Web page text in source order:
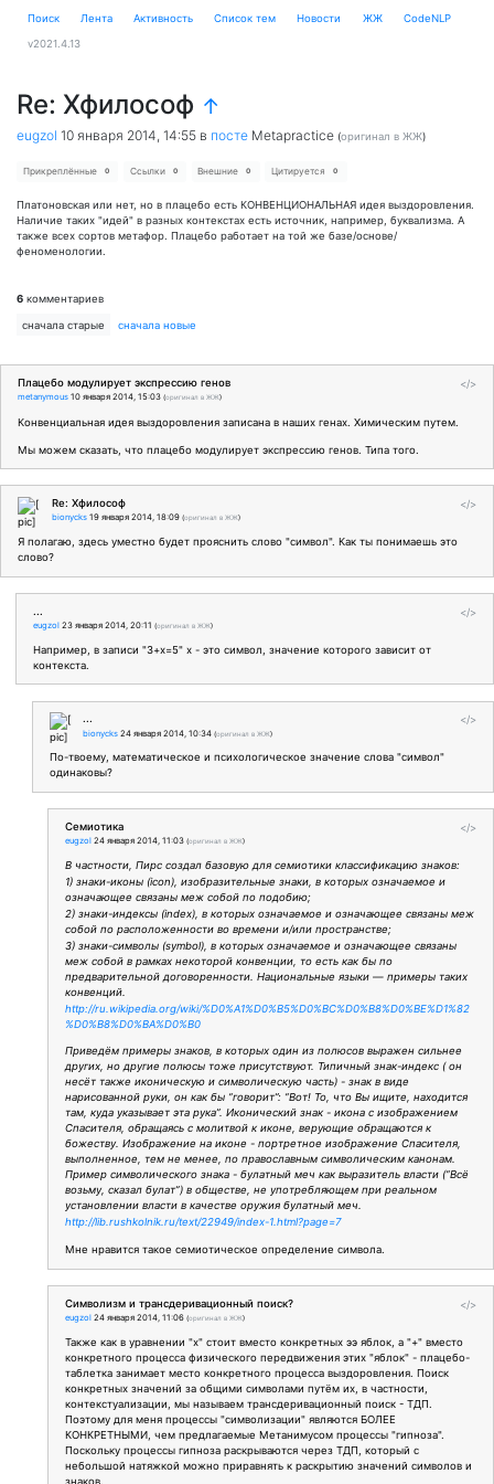
Поиск Лента Активность Cписок тем Новости ЖЖ CodeNLP
v2021.4.13
Re: Хфилософ ↑
eugzol 10 января 2014, 14:55 в посте Metapractice (оригинал в ЖЖ)
Прикреплённые 0 Ссылки 0 Внешние 0 Цитируется 0
Платоновская или нет, но в плацебо есть КОНВЕНЦИОНАЛЬНАЯ идея выздоровления.
Наличие таких "идей" в разных контекстах есть источник, например, буквализма. А
также всех сортов метафор. Плацебо работает на той же базе/основе/
феноменологии.
6 комментариев
сначала старые сначала новые
</>
Плацебо модулирует экспрессию генов
metanymous 10 января 2014, 15:03 (оригинал в ЖЖ)
Конвенциальная идея выздоровления записана в наших генах. Химическим путем.
Мы можем сказать, что плацебо модулирует экспрессию генов. Типа того.
</>
Re: Хфилософ
bionycks 19 января 2014, 18:09 (оригинал в ЖЖ)
Я полагаю, здесь уместно будет прояснить слово "символ". Как ты понимаешь это
слово?
</>
...
eugzol 23 января 2014, 20:11 (оригинал в ЖЖ)
Например, в записи "3+х=5" х - это символ, значение которого зависит от
контекста.
</>
...
bionycks 24 января 2014, 10:34 (оригинал в ЖЖ)
По-твоему, математическое и психологическое значение слова "символ"
одинаковы?
</>
Семиотика
eugzol 24 января 2014, 11:03 (оригинал в ЖЖ)
В частности, Пирс создал базовую для семиотики классификацию знаков:
1) знаки-иконы (icon), изобразительные знаки, в которых означаемое и
означающее связаны меж собой по подобию;
2) знаки-индексы (index), в которых означаемое и означающее связаны меж
собой по расположенности во времени и/или пространстве;
3) знаки-символы (symbol), в которых означаемое и означающее связаны
меж собой в рамках некоторой конвенции, то есть как бы по
предварительной договоренности. Национальные языки — примеры таких
конвенций.
http://ru.wikipedia.org/wiki/%D0%A1%D0%B5%D0%BC%D0%B8%D0%BE%D1%82
%D0%B8%D0%BA%D0%B0
Приведём примеры знаков, в которых один из полюсов выражен сильнее
других, но другие полюсы тоже присутствуют. Типичный знак-индекс ( он
несёт также иконическую и символическую часть) - знак в виде
нарисованной руки, он как бы “говорит”: “Вот! То, что Вы ищите, находится
там, куда указывает эта рука”. Иконический знак - икона с изображением
Спасителя, обращаясь с молитвой к иконе, верующие обращаются к
божеству. Изображение на иконе - портретное изображение Спасителя,
выполненное, тем не менее, по православным символическим канонам.
Пример символического знака - булатный меч как выразитель власти (“Всё
возьму, сказал булат”) в обществе, не употребляющем при реальном
установлении власти в качестве оружия булатный меч.
http://lib.rushkolnik.ru/text/22949/index-1.html?page=7
Мне нравится такое семиотическое определение символа.
</>
Символизм и трансдеривационный поиск?
eugzol 24 января 2014, 11:06 (оригинал в ЖЖ)
Также как в уравнении "х" стоит вместо конкретных ээ яблок, а "+" вместо
конкретного процесса физического передвижения этих "яблок" - плацебо-
таблетка занимает место конкретного процесса выздоровления. Поиск
конкретных значений за общими символами путём их, в частности,
контекстуализации, мы называем трансдеривационный поиск - ТДП.
Поэтому для меня процессы "символизации" являются БОЛЕЕ
КОНКРЕТНЫМИ, чем предлагаемые Метанимусом процессы "гипноза".
Поскольку процессы гипноза раскрываются через ТДП, который с
небольшой натяжкой можно приравнять к раскрытию значений символов и
знаков.